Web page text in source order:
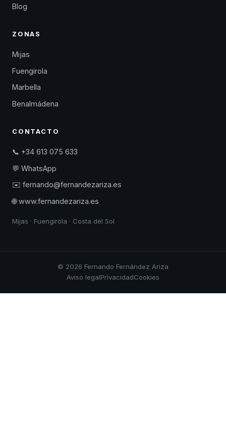
Blog
ZONAS
Mijas
Fuengirola
Marbella
Benalmádena
CONTACTO
📞 +34 613 075 633
💬 WhatsApp
✉️ fernando@fernandezariza.es
🌐 www.fernandezariza.es
Mijas · Fuengirola · Costa del Sol
© 2026 Fernando Fernández Ariza
Aviso legalPrivacidadCookies